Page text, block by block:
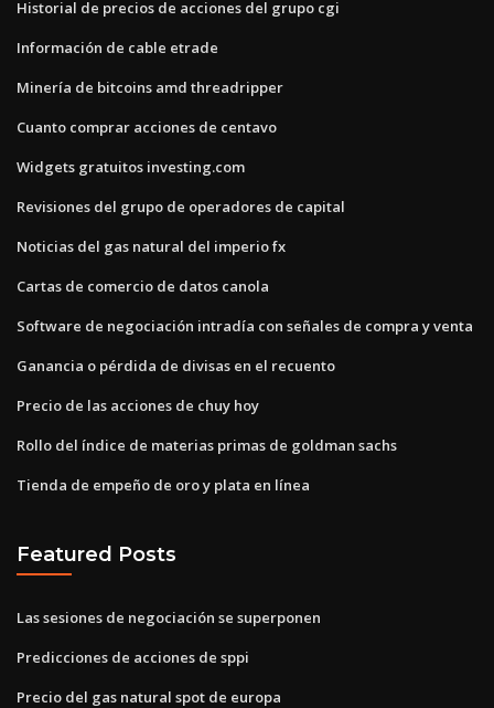
Historial de precios de acciones del grupo cgi
Información de cable etrade
Minería de bitcoins amd threadripper
Cuanto comprar acciones de centavo
Widgets gratuitos investing.com
Revisiones del grupo de operadores de capital
Noticias del gas natural del imperio fx
Cartas de comercio de datos canola
Software de negociación intradía con señales de compra y venta
Ganancia o pérdida de divisas en el recuento
Precio de las acciones de chuy hoy
Rollo del índice de materias primas de goldman sachs
Tienda de empeño de oro y plata en línea
Featured Posts
Las sesiones de negociación se superponen
Predicciones de acciones de sppi
Precio del gas natural spot de europa